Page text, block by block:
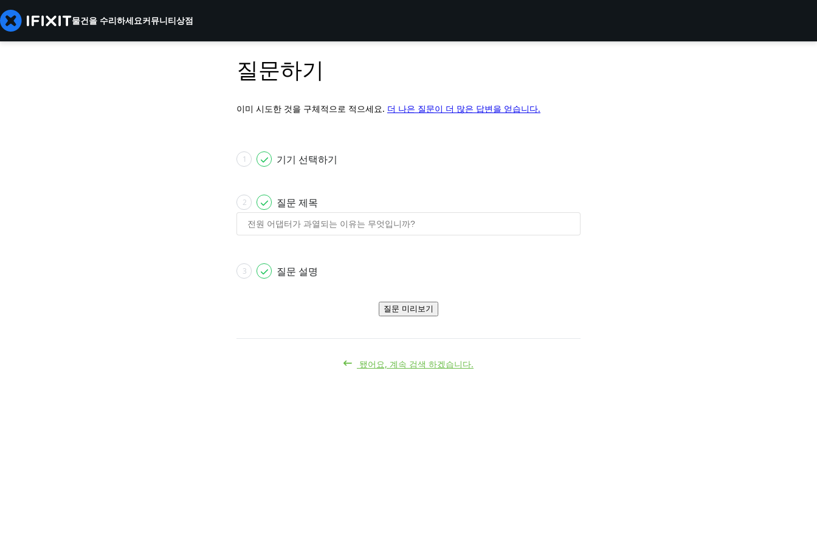
물건을 수리하세요커뮤니티상점
질문하기
이미 시도한 것을 구체적으로 적으세요. 더 나은 질문이 더 많은 답변을 얻습니다.
1 기기 선택하기
2 질문 제목
3 질문 설명
질문 미리보기
됐어요, 계속 검색 하겠습니다.